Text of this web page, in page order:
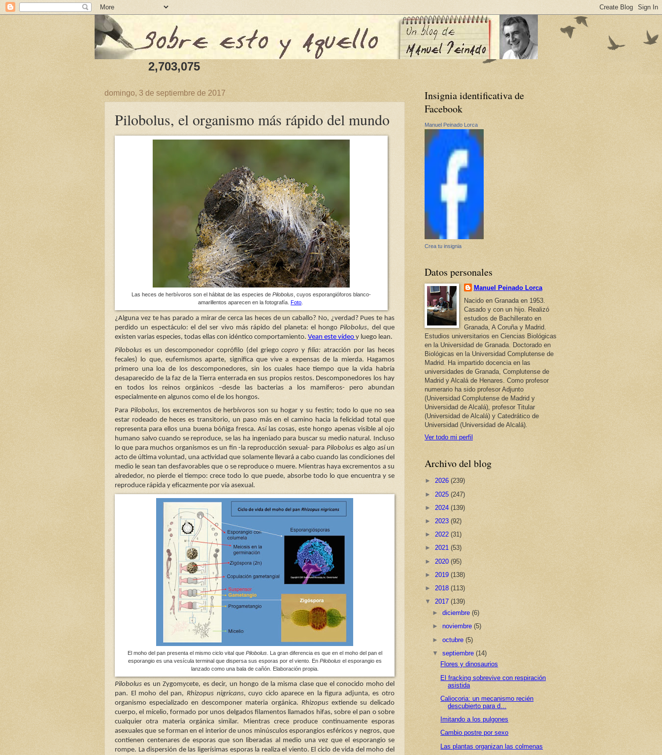
2,703,075
domingo, 3 de septiembre de 2017
Pilobolus, el organismo más rápido del mundo
Las heces de herbívoros son el hábitat de las especies de Pilobolus , cuyos esporangióforos blanco-
amarillentos aparecen en la fotografía. Foto
¿Alguna vez te has parado a mirar de cerca las heces de un caballo? No, ¿verdad? Pues te has
perdido un espectáculo: el del ser vivo más rápido del planeta: el hongoPilobolus, del que
existen varias especies, todas ellas con idéntico comportamiento. Vean este vídeo y luego lean.
Pilobolus es un descomponedor coprófilo (del griegocopro yfilia: atracción por las heces
fecales) lo que, eufemismos aparte, significa que vive a expensas de la mierda. Hagamos
primero una loa de los descomponedores, sin los cuales hace tiempo que la vida habría
desaparecido de la faz de la Tierra enterrada en sus propios restos. Descomponedores los hay
en todos los reinos orgánicos –desde las bacterias a los mamíferos- pero abundan
especialmente en algunos como el de los hongos.
Para Pilobolus, los excrementos de herbívoros son su hogar y su festín; todo lo que no sea
estar rodeado de heces es transitorio, un paso más en el camino hacia la felicidad total que
representa para ellos una buena bóñiga fresca. Así las cosas, este hongo apenas visible al ojo
humano salvo cuando se reproduce, se las ha ingeniado para buscar su medio natural. Incluso
lo que para muchos organismos es un fin -la reproducción sexual- para Piloboluses algo así un
acto de última voluntad, una actividad que solamente llevará a cabo cuando las condiciones del
medio le sean tan desfavorables que o se reproduce o muere. Mientras haya excrementos a su
alrededor, no pierde el tiempo: crece todo lo que puede, absorbe todo lo que encuentra y se
reproduce rápida y eficazmente por vía asexual.
El moho del pan presenta el mismo ciclo vital que Pilobolus. La gran diferencia es que en el moho del pan el
esporangio es una vesícula terminal que dispersa sus esporas por el viento. En Pilobolusel esporangio es
lanzado como una bala de cañón. Elaboración propia.
Pilobolus es un Zygomycete, es decir, un hongo de la misma clase que el conocido moho del
pan. El moho del pan, Rhizopus nigricans, cuyo ciclo aparece en la figura adjunta, es otro
organismo especializado en descomponer materia orgánica. Rhizopusextiende su delicado
cuerpo, el micelio, formado por unos delgados filamentos llamados hifas, sobre el pan o sobre
cualquier otra materia orgánica similar. Mientras crece produce continuamente esporas
asexuales que se forman en el interior de unos minúsculos esporangios esféricos y negros, que
contienen centenares de esporas que son liberadas al medio una vez que el esporangio se
rompe. La dispersión de las ligerísimas esporas la realiza el viento. El ciclo de vida del moho del
Insignia identificativa de
Facebook
Manuel Peinado Lorca
Crea tu insignia
Datos personales
Manuel Peinado Lorca
Nacido en Granada en 1953.
Casado y con un hijo. Realizó
estudios de Bachillerato en
Granada, A Coruña y Madrid.
Estudios universitarios en Ciencias Biológicas
en la Universidad de Granada. Doctorado en
Biológicas en la Universidad Complutense de
Madrid. Ha impartido docencia en las
universidades de Granada, Complutense de
Madrid y Alcalá de Henares. Como profesor
numerario ha sido profesor Adjunto
(Universidad Complutense de Madrid y
Universidad de Alcalá), profesor Titular
(Universidad de Alcalá) y Catedrático de
Universidad (Universidad de Alcalá).
Ver todo mi perfil
Archivo del blog
► 2026 (239)
► 2025 (247)
► 2024 (139)
► 2023 (92)
► 2022 (31)
► 2021 (53)
► 2020 (95)
► 2019 (138)
► 2018 (113)
▼ 2017 (139)
►diciembre(6)
►noviembre(5)
►octubre(5)
▼septiembre(14)
Flores y dinosaurios
El fracking sobrevive con respiración
asistida
Caliocoria: un mecanismo recién
descubierto para d...
Imitando a los pulgones
Cambio postre por sexo
Las plantas organizan las colmenas